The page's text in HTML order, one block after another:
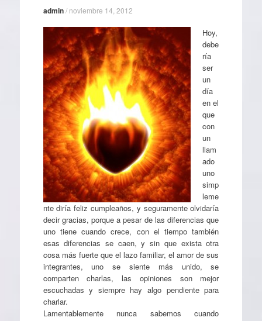
admin/ noviembre 14, 2012
Hoy,
debe
ría
ser
un
día
en el
que
con
un
llam
ado
uno
simp
leme
nte diría feliz cumpleaños, y seguramente olvidaría
decir gracias, porque a pesar de las diferencias que
uno tiene cuando crece, con el tiempo también
esas diferencias se caen, y sin que exista otra
cosa más fuerte que el lazo familiar, el amor de sus
integrantes, uno se siente más unido, se
comparten charlas, las opiniones son mejor
escuchadas y siempre hay algo pendiente para
charlar.
Lamentablemente nunca sabemos cuando